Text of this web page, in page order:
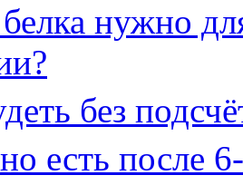
нужно
без
есть после